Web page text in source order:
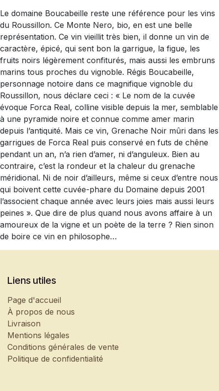
Le domaine Boucabeille reste une référence pour les vins
du Roussillon. Ce Monte Nero, bio, en est une belle
représentation. Ce vin vieillit très bien, il donne un vin de
caractère, épicé, qui sent bon la garrigue, la figue, les
fruits noirs légèrement confiturés, mais aussi les embruns
marins tous proches du vignoble. Régis Boucabeille,
personnage notoire dans ce magnifique vignoble du
Roussillon, nous déclare ceci : « Le nom de la cuvée
évoque Forca Real, colline visible depuis la mer, semblable
à une pyramide noire et connue comme amer marin
depuis l’antiquité. Mais ce vin, Grenache Noir mûri dans les
garrigues de Forca Real puis conservé en futs de chêne
pendant un an, n’a rien d’amer, ni d’anguleux. Bien au
contraire, c’est la rondeur et la chaleur du grenache
méridional. Ni de noir d’ailleurs, même si ceux d’entre nous
qui boivent cette cuvée-phare du Domaine depuis 2001
l’associent chaque année avec leurs joies mais aussi leurs
peines ». Que dire de plus quand nous avons affaire à un
amoureux de la vigne et un poète de la terre ? Rien sinon
de boire ce vin en philosophe…
Liens utiles
Page d'accueil
À propos de nous
Livraison
Mentions légales
Conditions générales de vente
Politique de confidentialité